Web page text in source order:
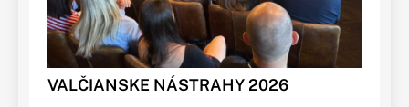
VALČIANSKE NÁSTRAHY 2026